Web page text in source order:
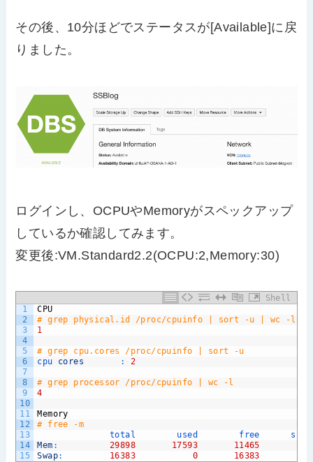
その後、10分ほどでステータスが[Available]に戻
りました。
ログインし、OCPUやMemoryがスペックアップ
しているか確認してみます。
変更後:VM.Standard2.2(OCPU:2,Memory:30)
Shell
1
2
3
4
5
6
7
8
9
10
11
12
13
14
15
CPU
# grep physical.id /proc/cpuinfo | sort -u | wc -l
1
# grep cpu.cores /proc/cpuinfo | sort -u
cpu cores : 2
# grep processor /proc/cpuinfo | wc -l
4
Memory
# free -m
total used free
Mem : 29898 17593
11465
Swap: 16383 0 16383